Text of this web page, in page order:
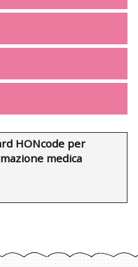
HONcode per
medica